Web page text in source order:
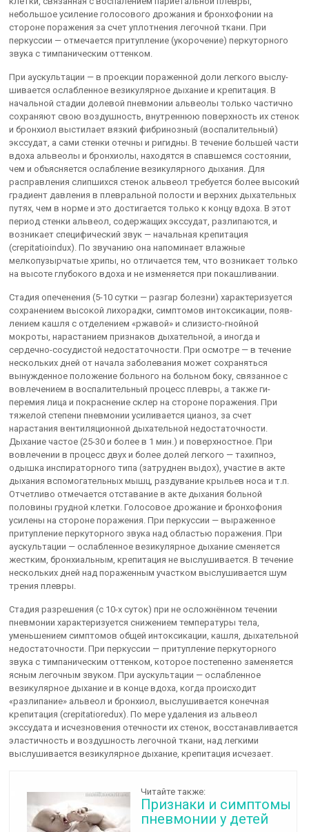
небольшое усиление голосового дрожания и бронхофонии на
стороне поражения за счет уплотнения легочной ткани. При
перкуссии — отмечается притупление (укорочение) перкутор­ного
звука с тимпаническим оттенком.
При аускультации — в проекции пораженной доли легкого выслу­
шивается ослабленное везикулярное дыхание и крепитация. В
начальной стадии долевой пневмонии альвеолы только частич­но
сохраняют свою воздушность, внутреннюю поверхность их стенок
и бронхиол выстилает вязкий фибринозный (воспалительный)
экссу­дат, а сами стенки отечны и ригидны. В течение большей части
вдоха альвеолы и бронхиолы, находятся в спавшемся состоянии,
чем и объ­ясняется ослабление везикулярного дыхания. Для
расправления слип­шихся стенок альвеол требуется более высокий
градиент давления в плевральной полости и верхних дыхательных
путях, чем в норме и это достигается только к концу вдоха. В этот
период стенки альвеол, содержащих экссудат, разлипаются, и
возникает специфический звук — начальная крепитация
(crepitatioindux). По звучанию она напоминает влажные
мелкопузырчатые хрипы, но отличается тем, что возникает только
на высоте глубокого вдоха и не изменяется при покашливании.
Стадия опеченения (5-10 сутки — разгар болезни) характеризует­ся
сохранением высокой лихорадки, симптомов интоксикации, появ­
лением кашля с отделением «ржавой» и слизисто-гнойной
мокроты, нарастанием признаков дыхательной, а иногда и
сердечно-сосудистой недостаточности. При осмотре — в течение
нескольких дней от начала заболевания может сохраняться
вынужденное положение больного на больном боку, связанное с
вовлечением в воспалительный процесс плевры, а также ги­
перемия лица и покраснение склер на стороне поражения. При
тяжелой степени пневмонии усиливается цианоз, за счет
нарастания вентиляци­онной дыхательной недостаточности.
Дыхание частое (25-30 и более в 1 мин.) и поверхностное. При
вовлечении в процесс двух и более долей легкого — тахипноэ,
одышка инспираторного типа (затруднен выдох), участие в акте
дыха­ния вспомогательных мышц, раздувание крыльев носа и т.п.
Отчетливо отмечается отставание в акте дыхания больной
половины грудной клет­ки. Голосовое дрожание и бронхофония
усилены на стороне поражения. При перкуссии — выраженное
притупление перкуторного звука над областью поражения. При
аускультации — ослабленное везикулярное дыхание сменяет­ся
жестким, бронхиальным, крепитация не выслушивается. В течение
нескольких дней над пораженным участком выслушивается шум
тре­ния плевры.
Стадия разрешения (с 10-х суток) при не осложнённом течении
пневмонии характеризуется снижением температуры тела,
уменьшением симптомов общей интоксикации, кашля, дыхательной
недо­статочности. При перкуссии — притупление перкуторного
звука с тимпаническим оттенком, которое постепенно заменяется
ясным легочным звуком. При аускультации — ослабленное
везикулярное дыхание и в конце вдоха, когда происходит
«разлипание» альвеол и бронхиол, выслуши­вается конечная
крепитация (crepitatioredux). По мере удаления из альвеол
экссудата и исчезновения отечности их стенок, восстанавливается
эластичность и воздушность легочной ткани, над легкими
выслушивается везикулярное дыхание, крепита­ция исчезает.
Читайте также:
Признаки и симптомы
пневмонии у детей